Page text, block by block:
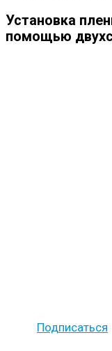
Установка
помощью
Подписаться